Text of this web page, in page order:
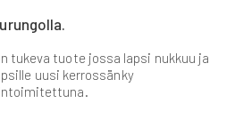
tukeva tuote jossa lapsi nukkuu ja
uusi kerrossänky